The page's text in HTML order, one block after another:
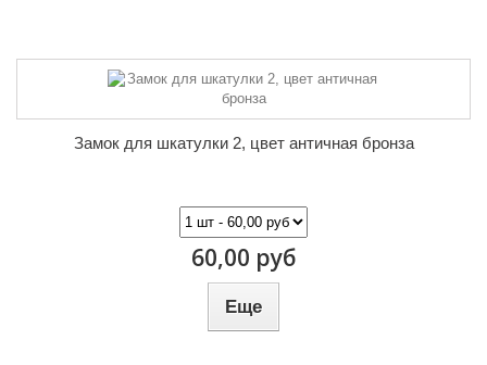
Замок для шкатулки 2, цвет античная бронза
60,00 руб
Еще